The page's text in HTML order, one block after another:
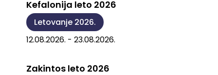
Kefalonija leto 2026
Letovanje 2026.
12.08.2026. - 23.08.2026.
Zakintos leto 2026